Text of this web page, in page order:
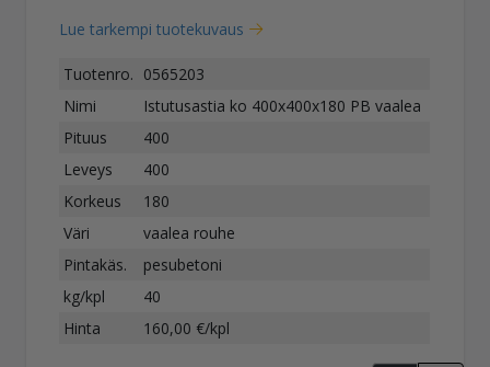
Lue tarkempi tuotekuvaus
Tuotenro. 0565203
Nimi
Istutusastia ko 400x400x180 PB vaalea
Pituus
400
Leveys
400
Korkeus
180
Väri
vaalea rouhe
Pintakäs.
pesubetoni
kg/kpl
40
Hinta
160,00 €/kpl